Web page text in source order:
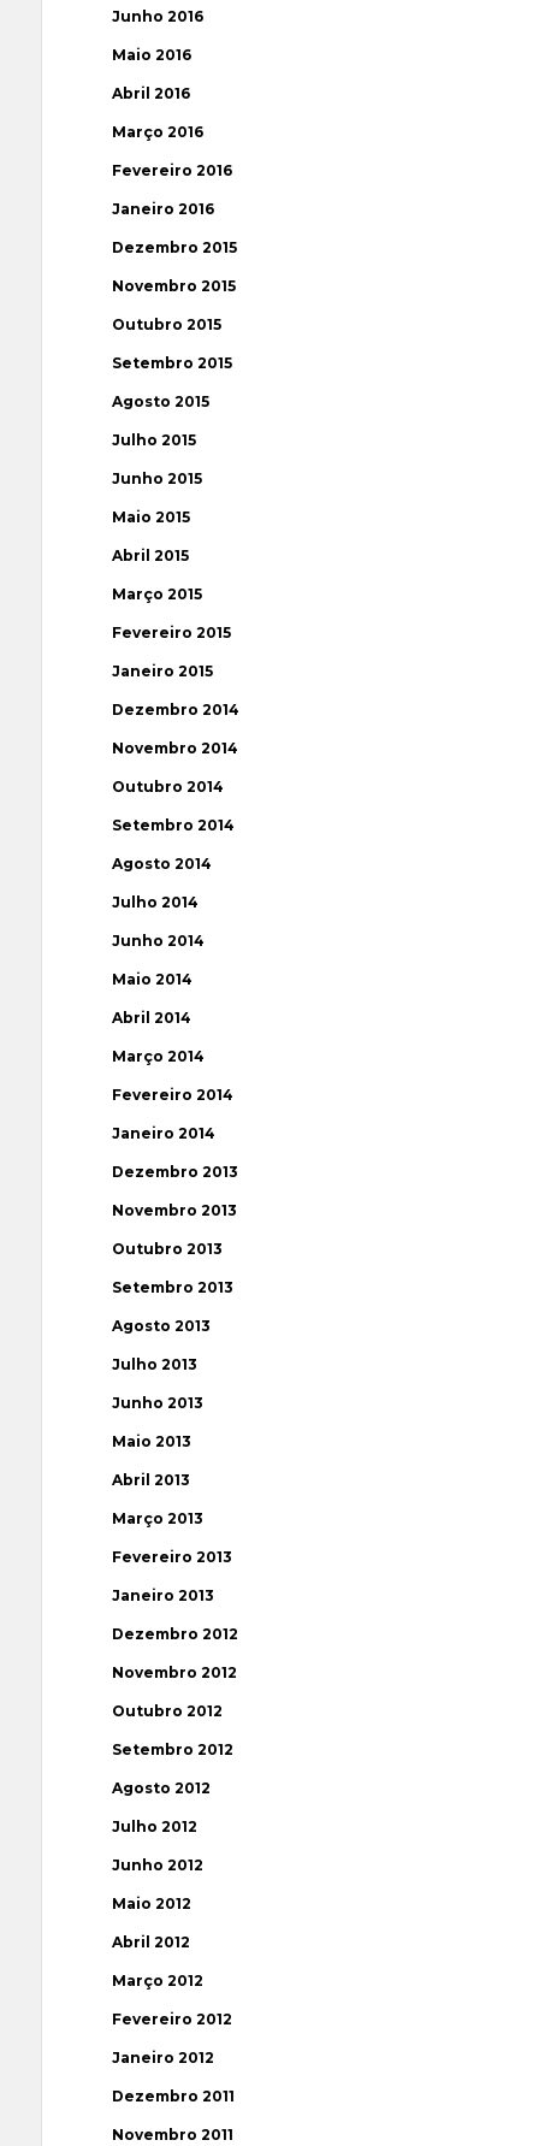
Junho 2016
Maio 2016
Abril 2016
Março 2016
Fevereiro 2016
Janeiro 2016
Dezembro 2015
Novembro 2015
Outubro 2015
Setembro 2015
Agosto 2015
Julho 2015
Junho 2015
Maio 2015
Abril 2015
Março 2015
Fevereiro 2015
Janeiro 2015
Dezembro 2014
Novembro 2014
Outubro 2014
Setembro 2014
Agosto 2014
Julho 2014
Junho 2014
Maio 2014
Abril 2014
Março 2014
Fevereiro 2014
Janeiro 2014
Dezembro 2013
Novembro 2013
Outubro 2013
Setembro 2013
Agosto 2013
Julho 2013
Junho 2013
Maio 2013
Abril 2013
Março 2013
Fevereiro 2013
Janeiro 2013
Dezembro 2012
Novembro 2012
Outubro 2012
Setembro 2012
Agosto 2012
Julho 2012
Junho 2012
Maio 2012
Abril 2012
Março 2012
Fevereiro 2012
Janeiro 2012
Dezembro 2011
Novembro 2011